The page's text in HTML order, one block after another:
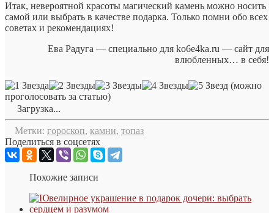
Итак, невероятной красоты магический камень можно носить
самой или выбрать в качестве подарка. Только помни обо всех
советах и рекомендациях!
Ева Радуга — специально для ko6e4ka.ru — сайт для
влюбленных… в себя!
(можно
проголосовать за статью)
Загрузка...
Метки: гороскоп, камни, топаз
Поделиться в соцсетях
Похожие записи